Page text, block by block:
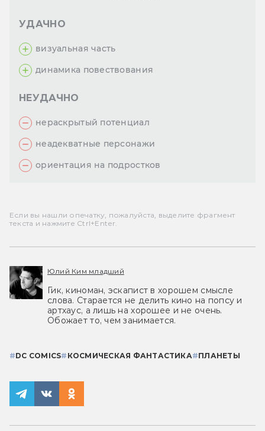
УДАЧНО
визуальная часть
динамика повествования
НЕУДАЧНО
нераскрытый потенциал
неадекватные персонажи
ориентация на подростков
Если вы нашли опечатку, пожалуйста, выделите фрагмент
текста и нажмите Ctrl+Enter.
Юлий Ким младший
Гик, киноман, эскапист в хорошем смысле
слова. Старается не делить кино на попсу и
артхаус, а лишь на хорошее и не очень.
Обожает то, чем занимается.
#DC COMICS# КОСМИЧЕСКАЯ ФАНТАСТИКА#ПЛАНЕТЫ